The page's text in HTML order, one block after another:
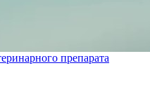
препарата